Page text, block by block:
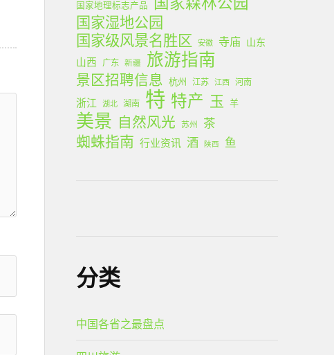
国家地理标志产品
国家湿地公园
国家级风景名胜区
安徽 寺庙 山东
山西 广东 新疆 旅游指南
景区招聘信息 杭州 江苏 江西 河南
浙江 湖北 湖南 特 特产 玉 羊
美景 自然风光 苏州 茶
蜘蛛指南 行业资讯 酒 陕西 鱼
分类
中国各省之最盘点